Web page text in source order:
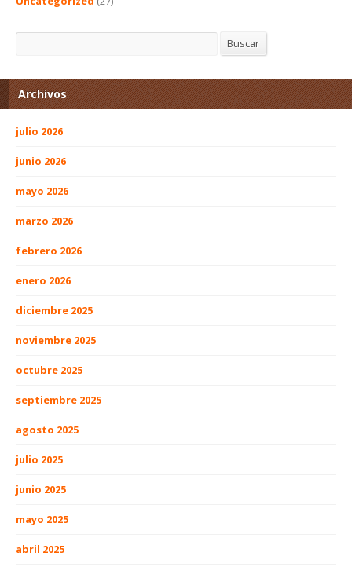
Buscar
Archivos
julio 2026
junio 2026
mayo 2026
marzo 2026
febrero 2026
enero 2026
diciembre 2025
noviembre 2025
octubre 2025
septiembre 2025
agosto 2025
julio 2025
junio 2025
mayo 2025
abril 2025